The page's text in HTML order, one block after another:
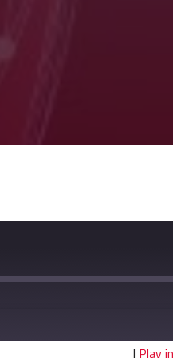
| Play